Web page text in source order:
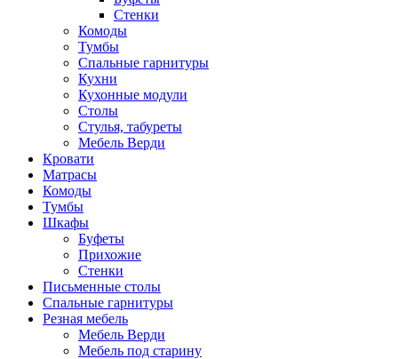
Стенки
Комоды
Тумбы
Спальные гарнитуры
Кухни
Кухонные модули
Столы
Стулья, табуреты
Мебель Верди
Кровати
Матрасы
Комоды
Тумбы
Шкафы
Буфеты
Прихожие
Стенки
Письменные столы
Спальные гарнитуры
Резная мебель
Мебель Верди
Мебель под старину